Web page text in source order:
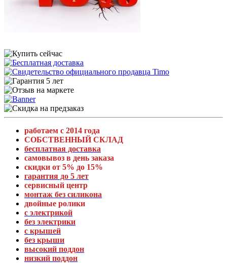
работаем с 2014 года
СОБСТВЕННЫЙ СКЛАД
бесплатная доставка
самовывоз в день заказа
скидки от 5% до 15%
гарантия до 5 лет
сервисный центр
монтаж без силикона
двойные ролики
с электрикой
без электрики
с крышей
без крыши
высокий поддон
низкий поддон